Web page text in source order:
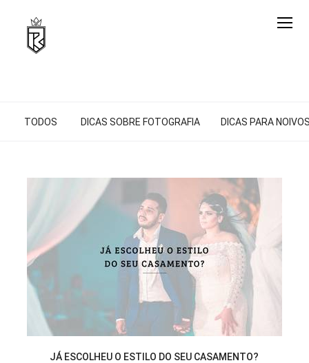
TODOS DICAS SOBRE FOTOGRAFIA DICAS PARA
JÁ ESCOLHEU O ESTILO DO SEU CASAMENTO?